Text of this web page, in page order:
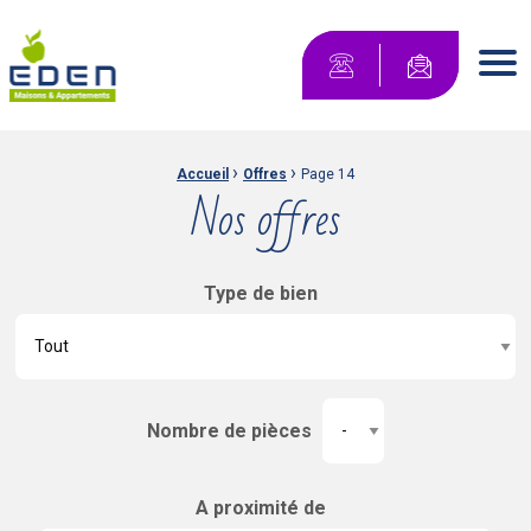
Maisons Eden Maisons & Appartements
Contactez-
Accueil › Offres › Page 14
Nos offres
Type de bien
Nombre de pièces
A proximité de